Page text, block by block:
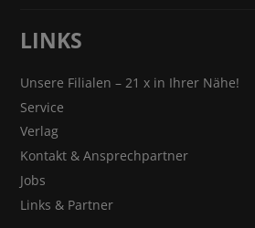
LINKS
Unsere Filialen – 21 x in Ihrer Nähe!
Service
Verlag
Kontakt & Ansprechpartner
Jobs
Links & Partner